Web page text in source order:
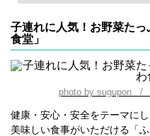
子連れに人気！お野菜た
食堂」
photo by sugupon /
健康・安心・安全をテーマに
美味しい食事がいただける「